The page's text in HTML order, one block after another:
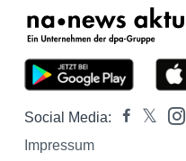
Social Media:
Impressum